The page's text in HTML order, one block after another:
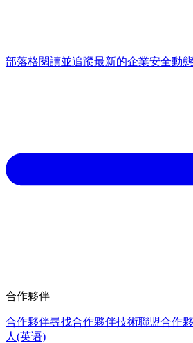
部落格閱讀並追蹤最新的企業安全動態
合作夥伴
合作夥伴尋找合作夥伴技術聯盟合作
人(英语)